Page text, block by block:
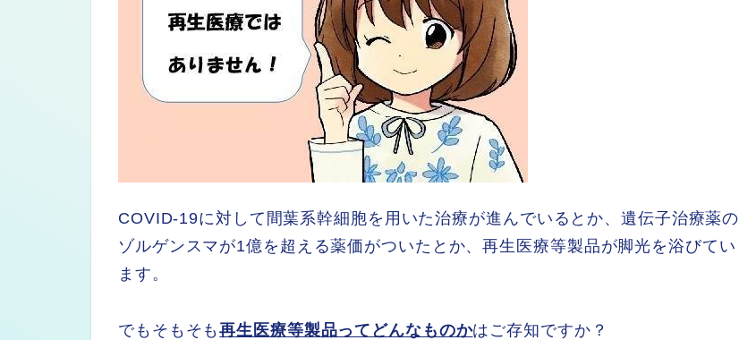
COVID-19に対して間葉系幹細胞を用いた治療が進んでいるとか、遺伝子治療薬の
ゾルゲンスマが1億を超える薬価がついたとか、再生医療等製品が脚光を浴びてい
ます。
でもそもそも再生医療等製品ってどんなものかはご存知ですか？